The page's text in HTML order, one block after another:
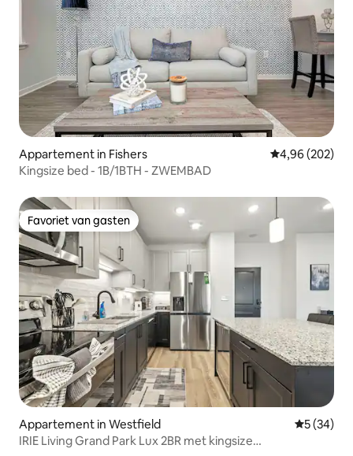
Appartement in Fishers Gemiddelde
4,96 (202)
Kingsize bed - 1B/1BTH - ZWEMBAD
Favoriet van gasten
Favoriet van gasten
Appartement in Westfield
5 (34)
IRIE Living Grand Park Lux 2BR met kingsize